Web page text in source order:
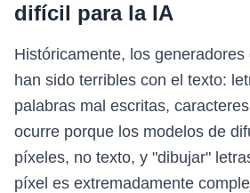
difícil para la IA
Históricamente, los generadores
han sido terribles con el texto:
palabras mal escritas,
ocurre porque los modelos de
píxeles, no texto, y "dibujar"
píxel es extremadamente